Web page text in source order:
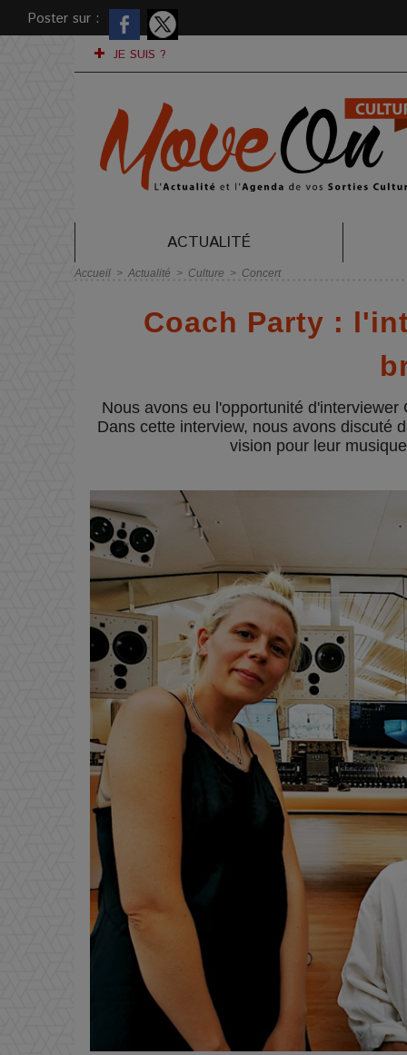
Poster sur :
JE SUIS ?
ACTUALITÉ
Accueil > Actualité > Culture > Concert
Coach Party :
Nous avons eu l'opportunité
Dans cette interview, nous avons discuté
vision pour leur